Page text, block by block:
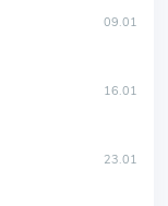
09.01
16.01
23.01